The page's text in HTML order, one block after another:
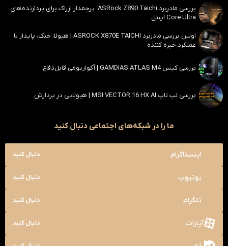
بررسی مادربرد ASRock Z890 Taichi؛ پرچمدار ازراک برای پردازنده‌های
Core Ultra اینتل
اولین بررسی مادربرد ASROCK X870E TAICHI | هیولا، خنک، پایدار با
عملکرد خیره کننده
بررسی کیس GAMDIAS ATLAS M4 | آکواریومی قابل‌دفاع
بررسی لپ تاپ MSI VECTOR 16 HX AI | هیولایی در پردازش
ما را در شبکه‌های اجتماعی دنبال کنید
اینستاگرام دنبال کنید
یوتیوب دنبال کنید
تلگرام دنبال کنید
آپارات دنبال کنید